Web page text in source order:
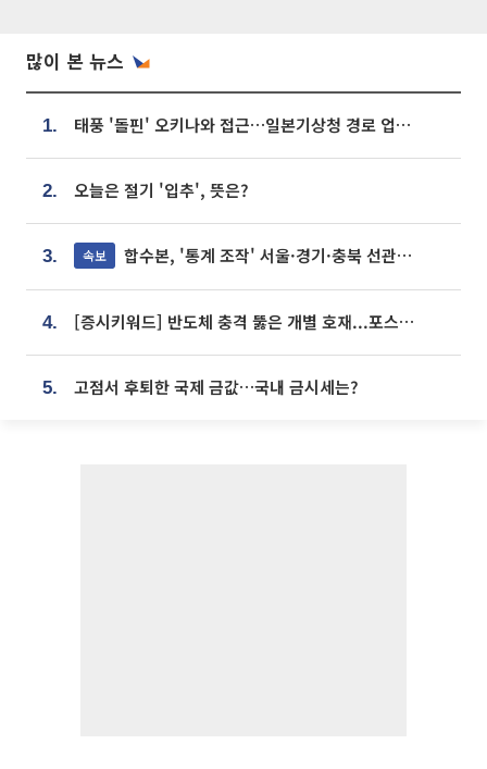
많이 본 뉴스
1. 태풍 '돌핀' 오키나와 접근…일본기상청 경로 업데이트
2. 오늘은 절기 '입추', 뜻은?
3. 속보 합수본, '통계 조작' 서울·경기·충북 선관위 등 추가 압수수색
4. [증시키워드] 반도체 충격 뚫은 개별 호재...포스코퓨처엠·에코프로·한화솔루션 '눈길'
5. 고점서 후퇴한 국제 금값…국내 금시세는?